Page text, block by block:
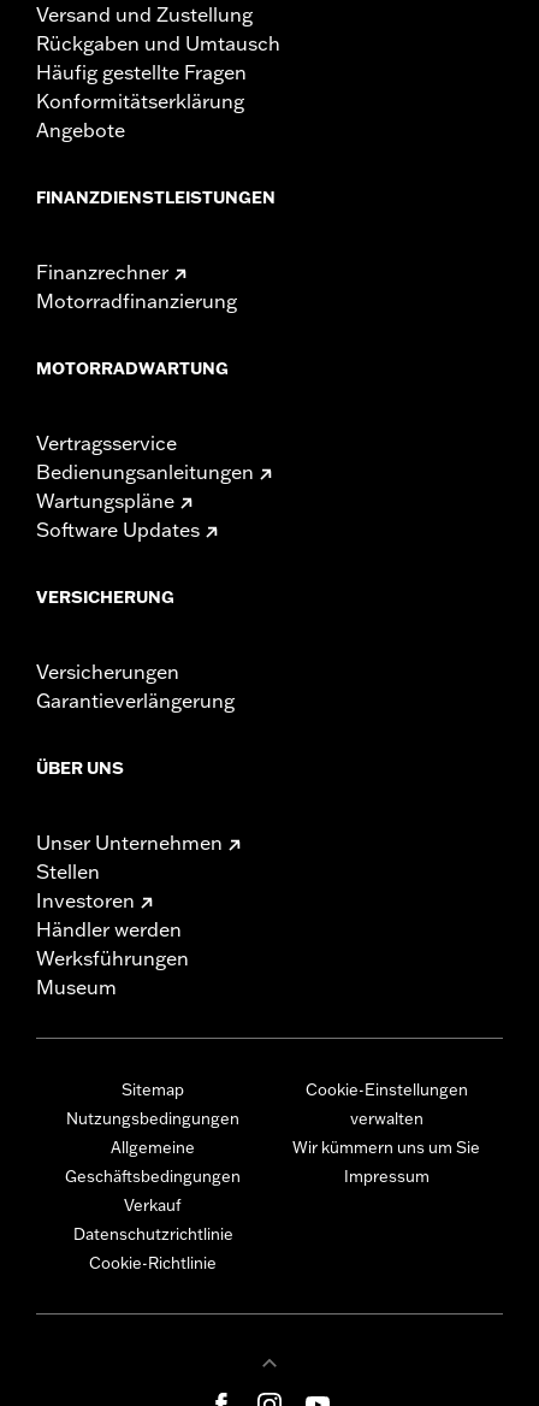
Versand und Zustellung
Rückgaben und Umtausch
Häufig gestellte Fragen
Konformitätserklärung
Angebote
FINANZDIENSTLEISTUNGEN
Finanzrechner
Motorradfinanzierung
MOTORRADWARTUNG
Vertragsservice
Bedienungsanleitungen
Wartungspläne
Software Updates
VERSICHERUNG
Versicherungen
Garantieverlängerung
ÜBER UNS
Unser Unternehmen
Stellen
Investoren
Händler werden
Werksführungen
Museum
Sitemap
Nutzungsbedingungen
Allgemeine
Geschäftsbedingungen
Verkauf
Datenschutzrichtlinie
Cookie-Richtlinie
Cookie-Einstellungen
verwalten
Wir kümmern uns um Sie
Impressum